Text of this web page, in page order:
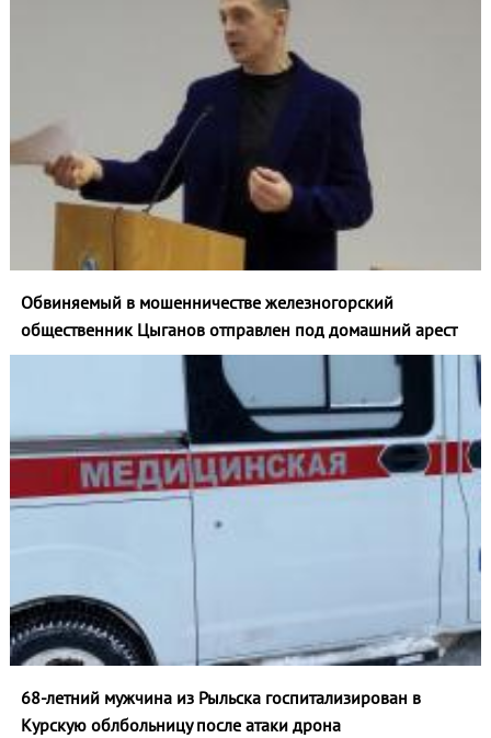
Обвиняемый в мошенничестве железногорский
общественник Цыганов отправлен под домашний арест
68-летний мужчина из Рыльска госпитализирован в
Курскую облбольницу после атаки дрона